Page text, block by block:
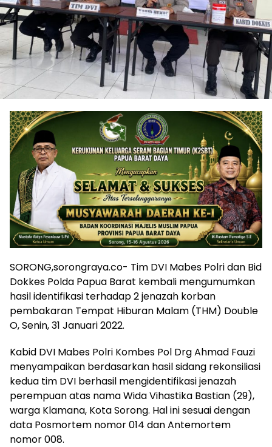
SORONG,sorongraya.co- Tim DVI Mabes Polri dan Bid
Dokkes Polda Papua Barat kembali mengumumkan
hasil identifikasi terhadap 2 jenazah korban
pembakaran Tempat Hiburan Malam (THM) Double
O, Senin, 31 Januari 2022.
Kabid DVI Mabes Polri Kombes Pol Drg Ahmad Fauzi
menyampaikan berdasarkan hasil sidang rekonsiliasi
kedua tim DVI berhasil mengidentifikasi jenazah
perempuan atas nama Wida Vihastika Bastian (29),
warga Klamana, Kota Sorong. Hal ini sesuai dengan
data Posmortem nomor 014 dan Antemortem
nomor 008.